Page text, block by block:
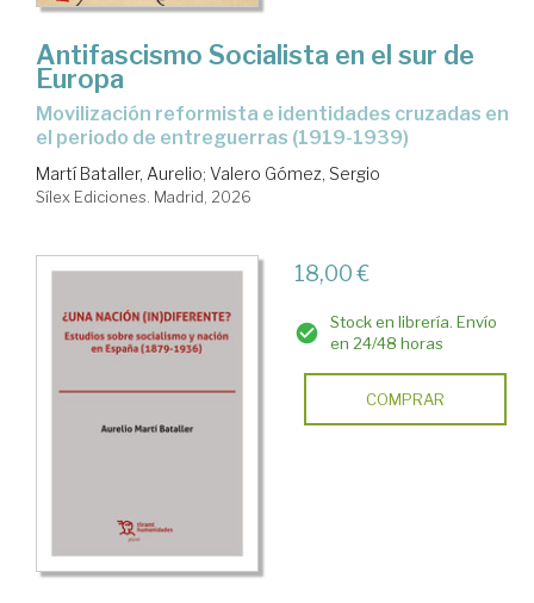
Antifascismo Socialista en el sur de
Europa
Movilización reformista e identidades cruzadas en
el periodo de entreguerras (1919-1939)
Martí Bataller, Aurelio; Valero Gómez, Sergio
Sílex Ediciones. Madrid, 2026
18,00 €
Stock en librería. Envío
en 24/48 horas
COMPRAR